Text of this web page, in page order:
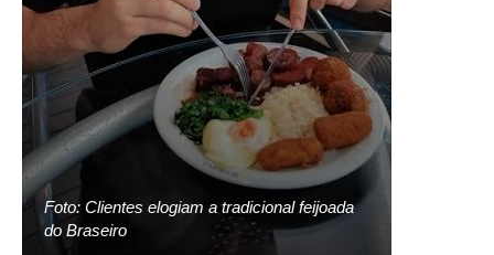
Foto: Clientes elogiam a tradicional feijoada
do Braseiro